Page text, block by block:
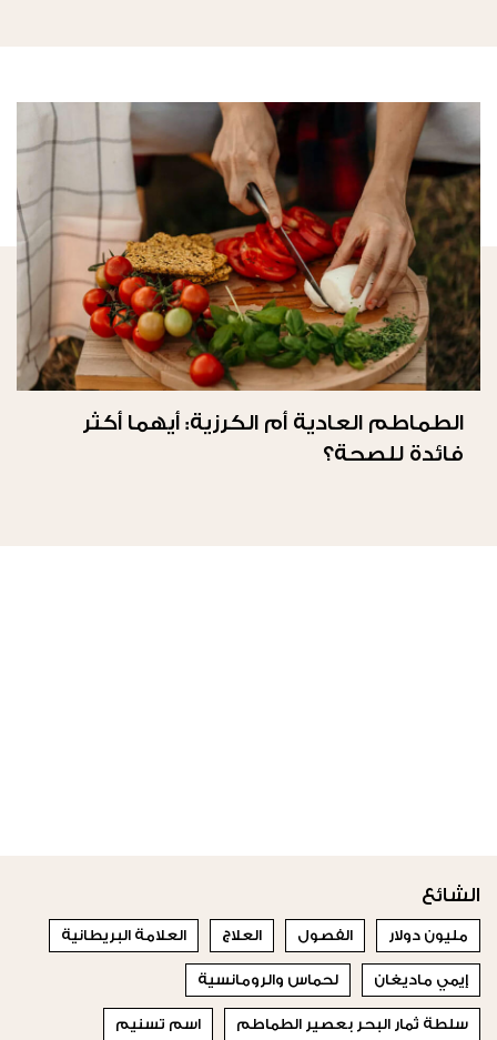
الطماطم العادية أم الكرزية: أيهما أكثر
فائدة للصحة؟
الشائع
مليون دولار الفصول العلاج العلامة البريطانية
إيمي ماديغان لحماس والرومانسية
سلطة ثمار البحر بعصير الطماطم اسم تسنيم